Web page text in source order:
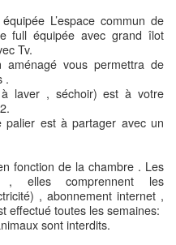
L’espace commun de
full équipée avec grand îlot
Tv.
vous permettra de
.
à laver , séchoir) est à votre
est à partager avec un
fonction de la chambre . Les
elles comprennent les
, abonnement internet ,
effectué toutes les semaines:
sont interdits.